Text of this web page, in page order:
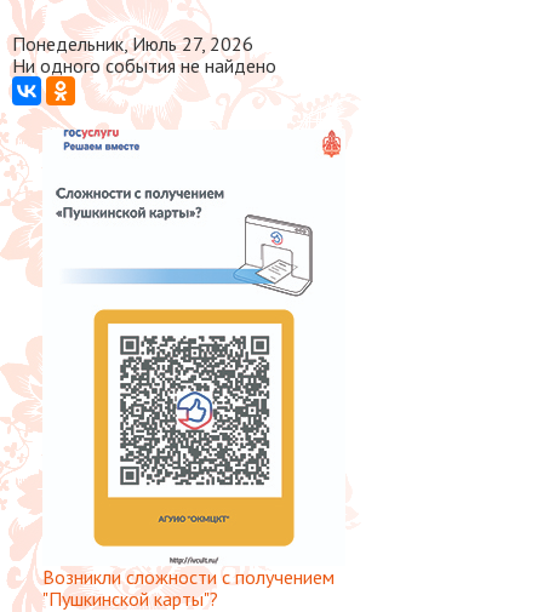
Понедельник, Июль 27, 2026
Ни одного события не найдено
Возникли сложности с получением
"Пушкинской карты"?